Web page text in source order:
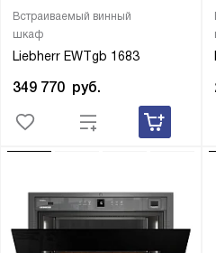
Встраиваемый винный
шкаф
Liebherr EWTgb 1683
349 770 руб.